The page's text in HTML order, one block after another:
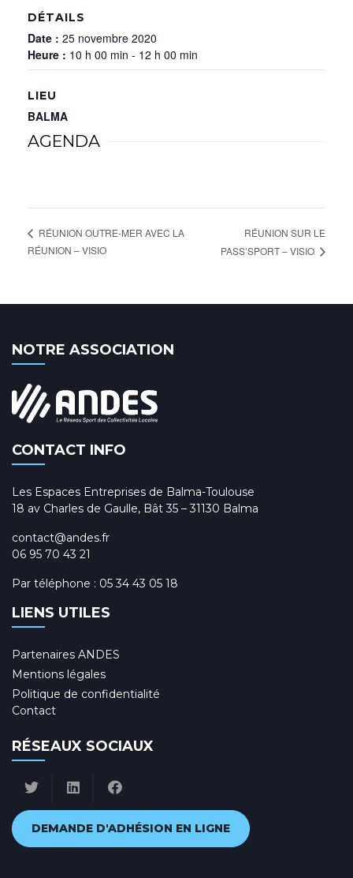
DÉTAILS
Date : 25 novembre 2020
Heure : 10 h 00 min - 12 h 00 min
LIEU
BALMA
AGENDA
RÉUNION OUTRE-MER AVEC LA
RÉUNION – VISIO
RÉUNION SUR LE
PASS’SPORT – VISIO
NOTRE ASSOCIATION
CONTACT INFO
Les Espaces Entreprises de Balma-Toulouse
18 av Charles de Gaulle, Bât 35 – 31130 Balma
contact@andes.fr
06 95 70 43 21
Par téléphone : 05 34 43 05 18
LIENS UTILES
Partenaires ANDES
Mentions légales
Politique de confidentialité
Contact
RÉSEAUX SOCIAUX
DEMANDE D'ADHÉSION EN LIGNE